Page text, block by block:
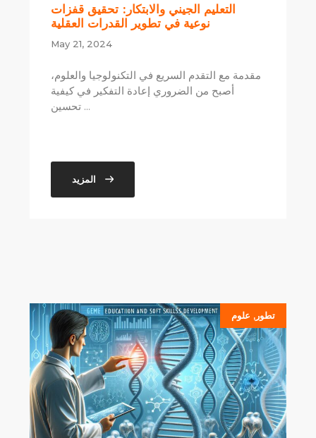
التعليم الجيني والابتكار: تحقيق قفزات
نوعية في تطوير القدرات العقلية
May 21, 2024
مقدمة مع التقدم السريع في التكنولوجيا والعلوم،
أصبح من الضروري إعادة التفكير في كيفية
تحسين ...
المزيد
تطور , علوم